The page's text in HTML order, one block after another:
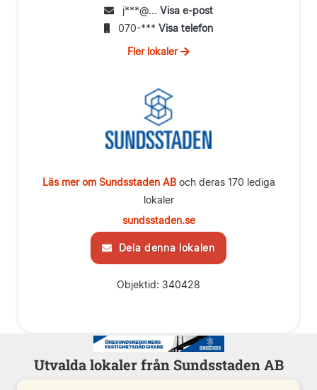
j***@... Visa e-post
070-*** Visa telefon
Fler lokaler
Läs mer om Sundsstaden ABoch deras 170 lediga
lokaler
sundsstaden.se
Dela denna lokalen
Objektid: 340428
Utvalda lokaler från Sundsstaden AB